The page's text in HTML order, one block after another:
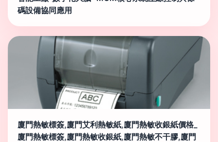
碼設備協同應用
廈門熱敏標簽,廈門艾利熱敏紙,廈門熱敏收銀紙價格_
廈門熱敏標簽,廈門熱敏收銀紙,廈門熱敏不干膠,廈門